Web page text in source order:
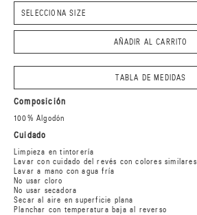
AÑADIR AL CARRITO
TABLA DE MEDIDAS
Composición
100% Algodón
Cuidado
Limpieza en tintorería
Lavar con cuidado del revés con colores similares
Lavar a mano con agua fría
No usar cloro
No usar secadora
Secar al aire en superficie plana
Planchar con temperatura baja al reverso